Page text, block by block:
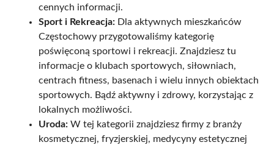
cennych informacji.
Sport i Rekreacja: Dla aktywnych mieszkańców
Częstochowy przygotowaliśmy kategorię
poświęconą sportowi i rekreacji. Znajdziesz tu
informacje o klubach sportowych, siłowniach,
centrach fitness, basenach i wielu innych obiektach
sportowych. Bądź aktywny i zdrowy, korzystając z
lokalnych możliwości.
Uroda: W tej kategorii znajdziesz firmy z branży
kosmetycznej, fryzjerskiej, medycyny estetycznej